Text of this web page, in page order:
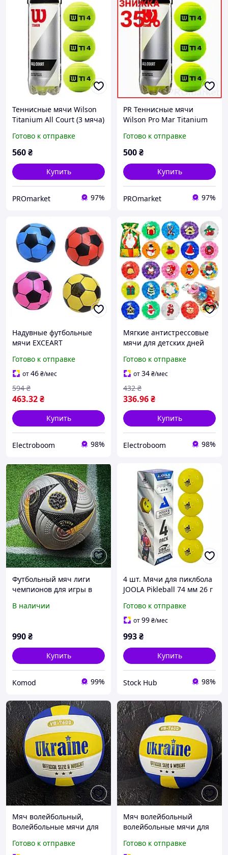
Теннисные мячи Wilson
Titanium All Court (3 мяча)
Готово к отправке
560₴
Купить
PROmarket 97%
PR Теннисные мячи
Wilson Pro Mar Titanium
большого тенниса
тренировочные мячики д
Готово к отправке
500₴
Купить
PROmarket 97%
Надувные футбольные
мячи EXCEART
Готово к отправке
от46₴/мес
463.32₴
594 ₴
Купить
Electroboom 98%
Мягкие антистрессовые
мячи для детских дней
шт
Готово к отправке
от34₴/мес
336.96₴
432 ₴
Купить
Electroboom 98%
Футбольный мяч лиги
чемпионов для игры в
футбольные мячи для
В наличии
990₴
Купить
Komod 99%
4 шт. Мячи для пиклбола
JOOLA Pikleball 74 мм 26 г
мячей для игры в
пиклбол
Готово к отправке
от99₴/мес
993₴
Купить
Stock Hub 98%
Мяч волейбольный,
Волейбольные мячи для
Волейбольный мячик
Готово к отправке
Мяч волейбольный
волейбольные мячи для
волейбольный мячик
Готово к отправке